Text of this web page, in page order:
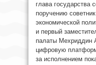
глава государства
поручению
экономической
и первый
палаты Мехриддин
цифровую
за исполнением